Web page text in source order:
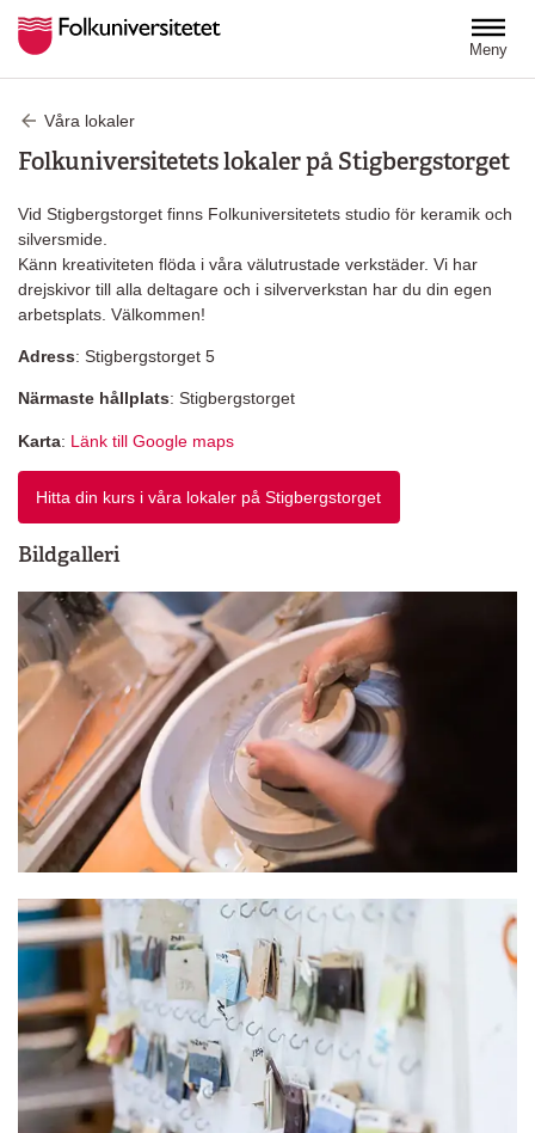
Meny
Våra lokaler
Folkuniversitetets lokaler på Stigbergstorget
Vid Stigbergstorget finns Folkuniversitetets studio för keramik och
silversmide.
Känn kreativiteten flöda i våra välutrustade verkstäder. Vi har
drejskivor till alla deltagare och i silververkstan har du din egen
arbetsplats. Välkommen!
Adress: Stigbergstorget 5
Närmaste hållplats: Stigbergstorget
Karta: Länk till Google maps
Hitta din kurs i våra lokaler på Stigbergstorget
Bildgalleri